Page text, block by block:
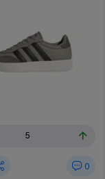
5
0